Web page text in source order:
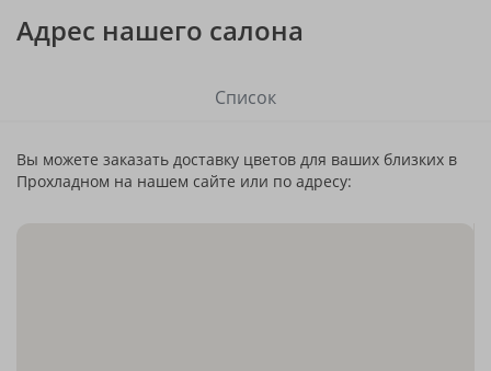
Адрес нашего салона
Список
Вы можете заказать доставку цветов для ваших близких в
Прохладном на нашем сайте или по адресу: